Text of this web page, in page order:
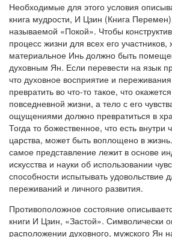
Необходимые для этого условия
книга мудрости, И Цзин (Книга
называемой «По­кой». Чтобы
процесс жизни для всех его участников,
материальное Инь должно быть
духовным Ян. Если перевести на язык
что духовное восприятие и
превратить во что-то такое, что
повседневной жизни, а тело с его
ощущениями должно превратиться в
Тогда то божественное, что есть внутри
царства, может быть воплощено в
самое представление лежит в основе
искусства и науки об использовании
способности испытывать удо­вольствие
переживаний и личного развития.
Противоположное состояние
книги И Цзин, «Застой». Символически
расположении ду­ховного, мужского Ян